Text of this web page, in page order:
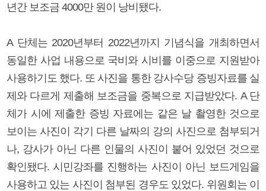
년간 보조금 4000만 원이 낭비됐다.
A 단체는 2020년부터 2022년까지 기념식을 개최하면서
동일한 사업 내용으로 국비와 시비를 이중으로 지원받아
사용하기도 했다. 또 사진을 통한 강사수당 증빙자료를 실
제와 다르게 제출해 보조금을 중복으로 지급받았다. A 단
체가 시에 제출한 증빙 자료에는 같은 날 촬영한 것으로
보이는 사진이 각기 다른 날짜의 강의 사진으로 첨부되거
나, 강사가 아닌 다른 인물의 사진이 붙어 있었던 것으로
확인됐다. 시민강좌를 진행하는 사진이 아닌 보드게임을
사용하고 있는 사진이 첨부된 경우도 있었다. 위원회는 이